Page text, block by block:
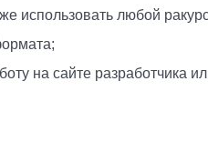
использовать любой
на сайте разработчика